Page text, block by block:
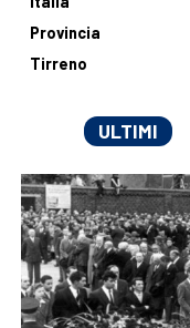
Provincia
Tirreno
ULTIMI